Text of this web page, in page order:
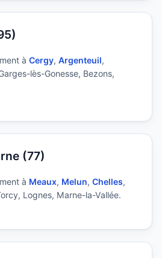
à Cergy, Argenteuil,
lès-Gonesse, Bezons,
(77)
à Meaux, Melun, Chelles,
Lognes, Marne-la-Vallée.